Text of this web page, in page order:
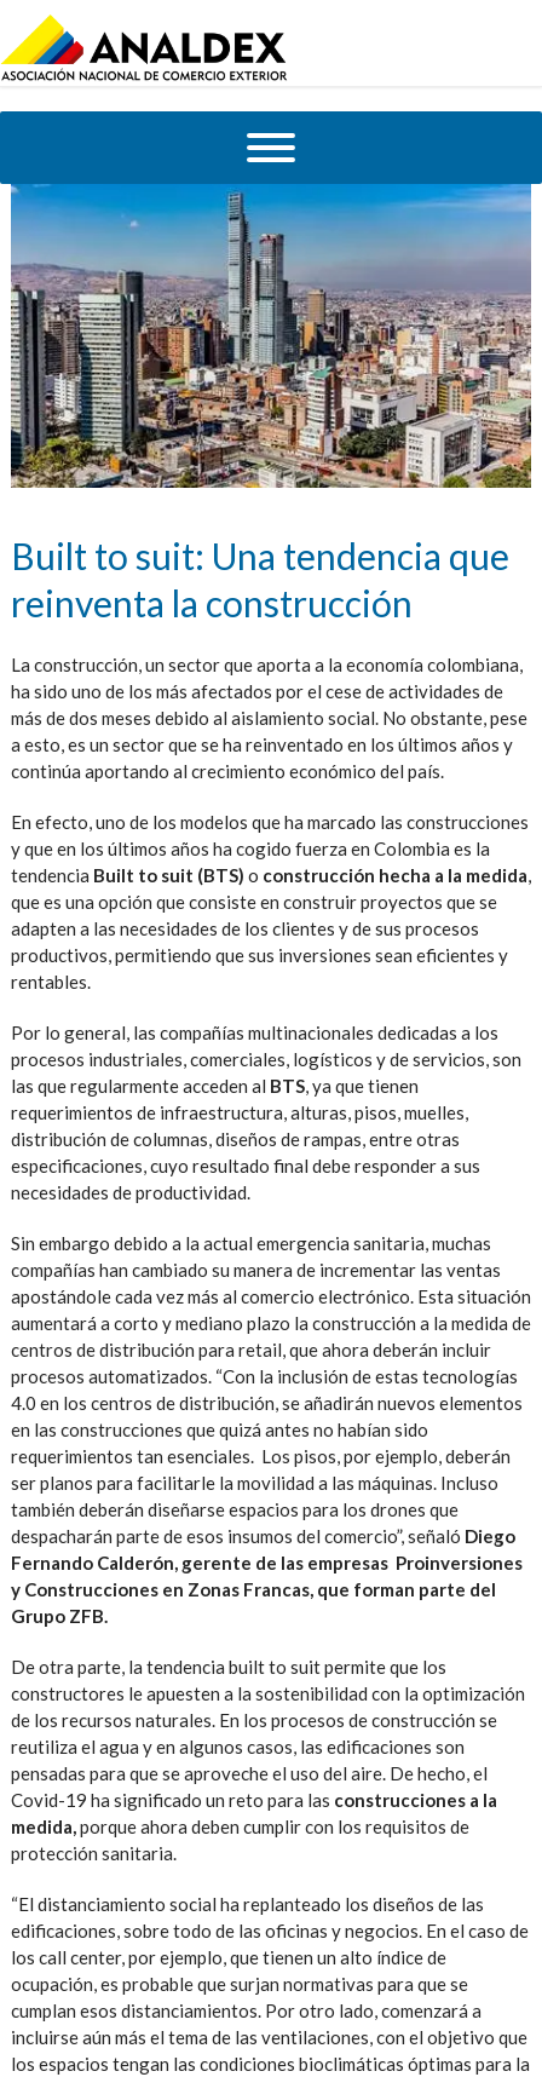
Built to suit: Una tendencia que
reinventa la construcción
La construcción, un sector que aporta a la economía colombiana,
ha sido uno de los más afectados por el cese de actividades de
más de dos meses debido al aislamiento social. No obstante, pese
a esto, es un sector que se ha reinventado en los últimos años y
continúa aportando al crecimiento económico del país.
En efecto, uno de los modelos que ha marcado las construcciones
y que en los últimos años ha cogido fuerza en Colombia es la
tendencia Built to suit (BTS) o construcción hecha a la medida,
que es una opción que consiste en construir proyectos que se
adapten a las necesidades de los clientes y de sus procesos
productivos, permitiendo que sus inversiones sean eficientes y
rentables.
Por lo general, las compañías multinacionales dedicadas a los
procesos industriales, comerciales, logísticos y de servicios, son
las que regularmente acceden al BTS, ya que tienen
requerimientos de infraestructura, alturas, pisos, muelles,
distribución de columnas, diseños de rampas, entre otras
especificaciones, cuyo resultado final debe responder a sus
necesidades de productividad.
Sin embargo debido a la actual emergencia sanitaria, muchas
compañías han cambiado su manera de incrementar las ventas
apostándole cada vez más al comercio electrónico. Esta situación
aumentará a corto y mediano plazo la construcción a la medida de
centros de distribución para retail, que ahora deberán incluir
procesos automatizados. “Con la inclusión de estas tecnologías
4.0 en los centros de distribución, se añadirán nuevos elementos
en las construcciones que quizá antes no habían sido
requerimientos tan esenciales. Los pisos, por ejemplo, deberán
ser planos para facilitarle la movilidad a las máquinas. Incluso
también deberán diseñarse espacios para los drones que
despacharán parte de esos insumos del comercio”, señaló Diego
Fernando Calderón, gerente de las empresas Proinversiones
y Construcciones en Zonas Francas, que forman parte del
Grupo ZFB.
De otra parte, la tendencia built to suit permite que los
constructores le apuesten a la sostenibilidad con la optimización
de los recursos naturales. En los procesos de construcción se
reutiliza el agua y en algunos casos, las edificaciones son
pensadas para que se aproveche el uso del aire. De hecho, el
Covid-19 ha significado un reto para las construcciones a la
medida,porque ahora deben cumplir con los requisitos de
protección sanitaria.
“El distanciamiento social ha replanteado los diseños de las
edificaciones, sobre todo de las oficinas y negocios. En el caso de
los call center, por ejemplo, que tienen un alto índice de
ocupación, es probable que surjan normativas para que se
cumplan esos distanciamientos. Por otro lado, comenzará a
incluirse aún más el tema de las ventilaciones, con el objetivo que
los espacios tengan las condiciones bioclimáticas óptimas para la